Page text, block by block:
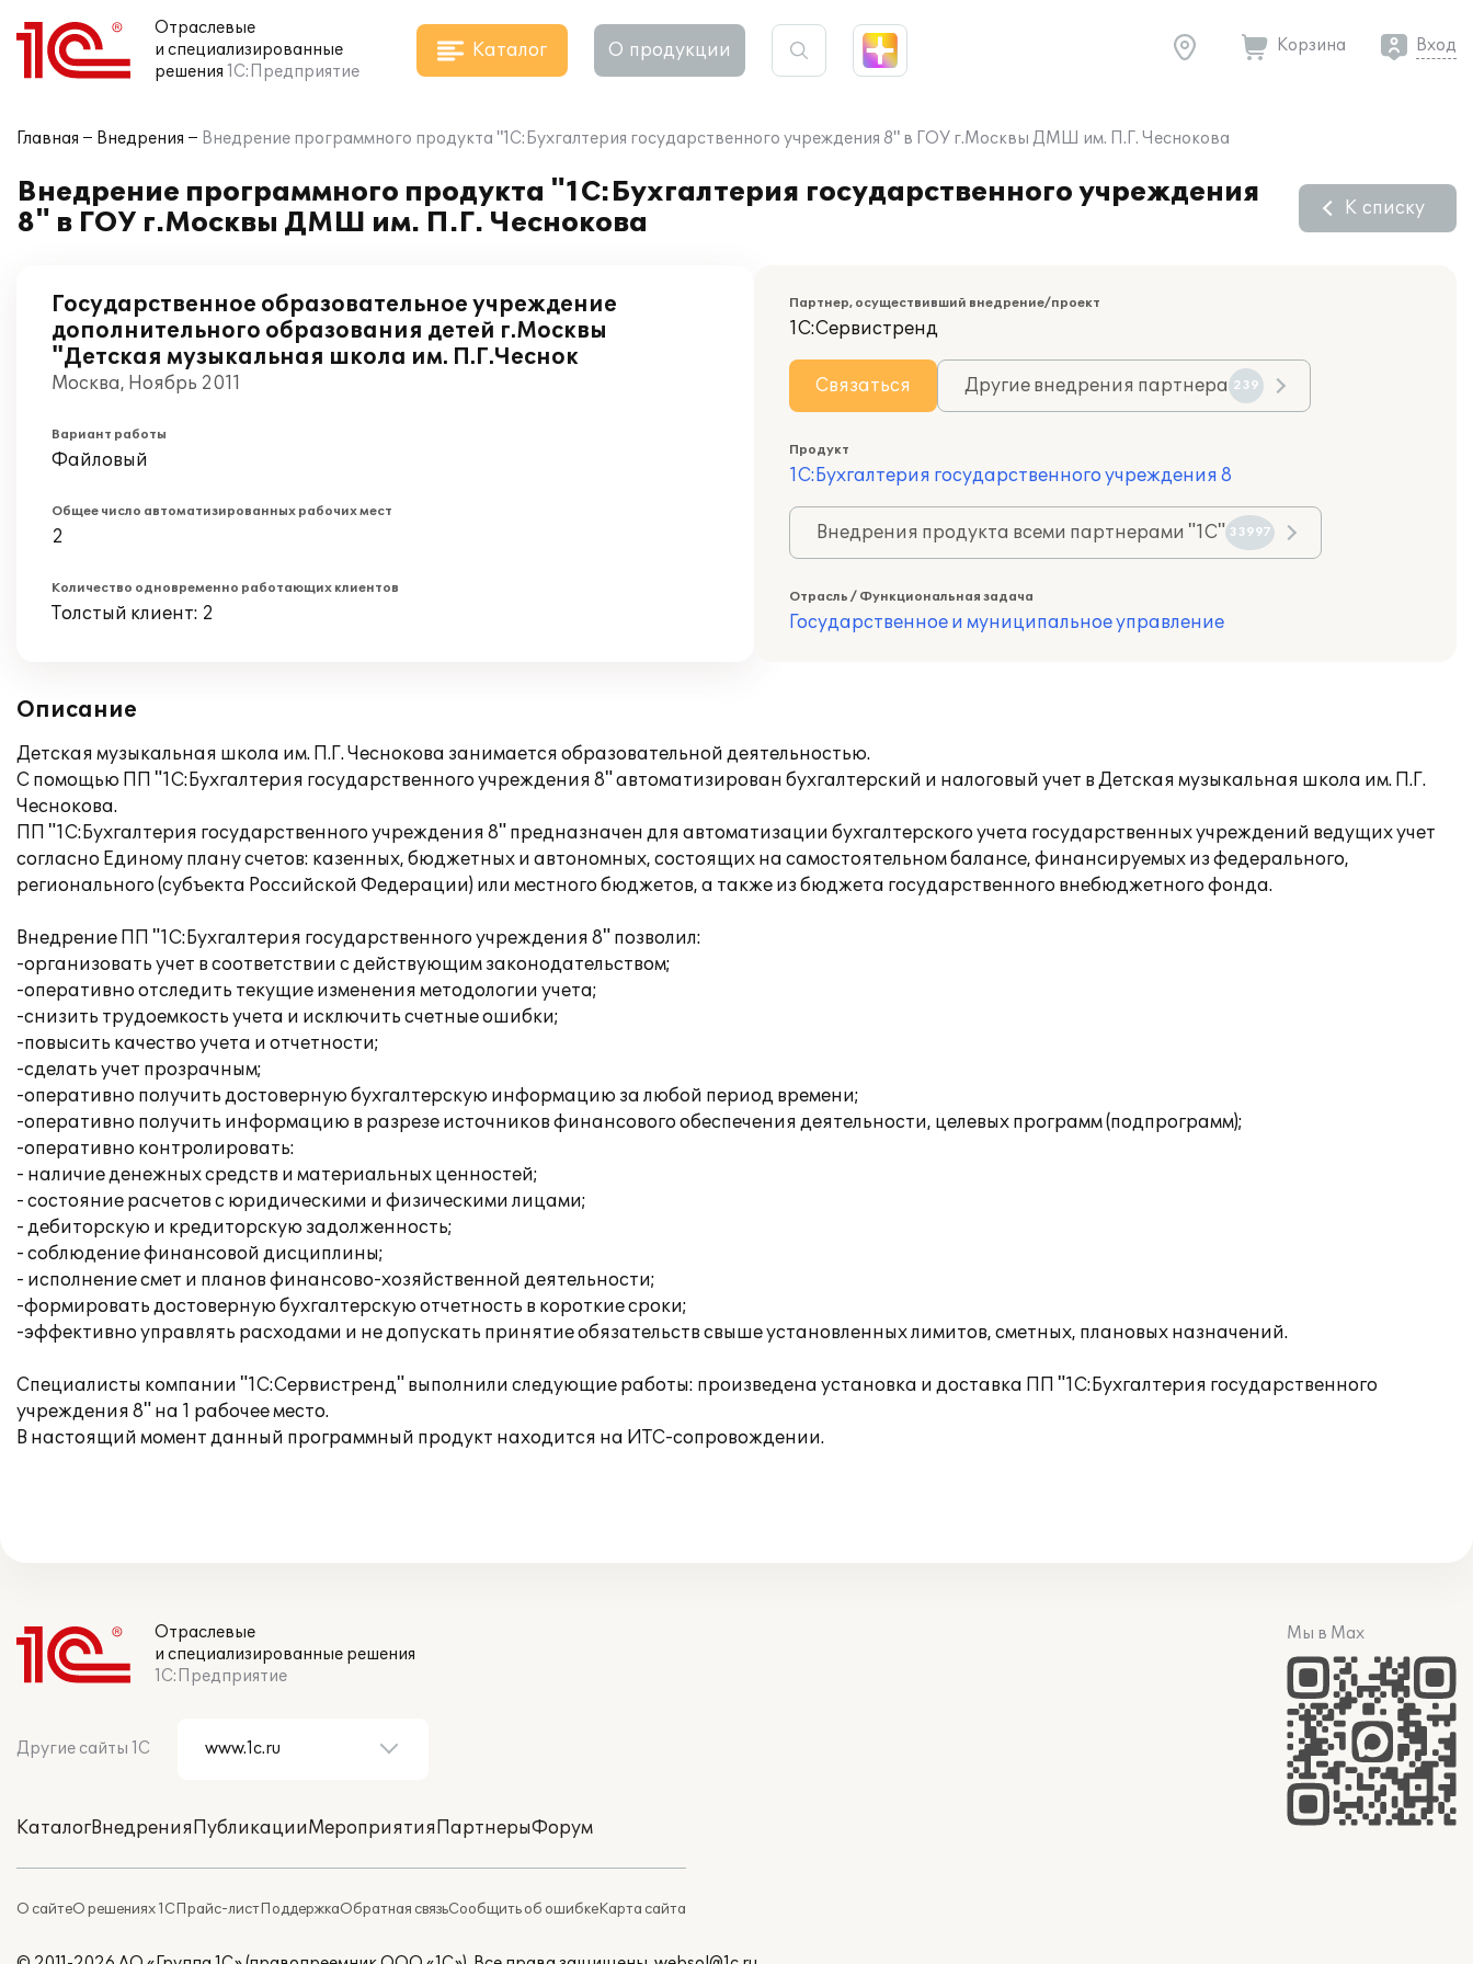
Отраслевые
и специализированные
решения 1С:Предприятие
Каталог О продукции Корзина Вход
Главная Внедрения Внедрение программного продукта "1С:Бухгалтерия государственного учреждения 8" в ГОУ г.Москвы ДМШ им. П.Г. Чеснокова
Внедрение программного продукта "1С:Бухгалтерия государственного учреждения
8" в ГОУ г.Москвы ДМШ им. П.Г. Чеснокова
К списку
Государственное образовательное учреждение
дополнительного образования детей г.Москвы
"Детская музыкальная школа им. П.Г.Чеснок
Москва, Ноябрь 2011
Вариант работы
Файловый
Общее число автоматизированных рабочих мест
2
Количество одновременно работающих клиентов
Толстый клиент: 2
Партнер, осуществивший внедрение/проект
1С:Сервистренд
Связаться Другие внедрения партнера 239
Продукт
1С:Бухгалтерия государственного учреждения 8
Внедрения продукта всеми партнерами "1С" 33997
Отрасль / Функциональная задача
Государственное и муниципальное управление
Описание
Детская музыкальная школа им. П.Г. Чеснокова занимается образовательной деятельностью.
С помощью ПП "1С:Бухгалтерия государственного учреждения 8" автоматизирован бухгалтерский и налоговый учет в Детская музыкальная школа им. П.Г.
Чеснокова.
ПП "1С:Бухгалтерия государственного учреждения 8" предназначен для автоматизации бухгалтерского учета государственных учреждений ведущих учет
согласно Единому плану счетов: казенных, бюджетных и автономных, состоящих на самостоятельном балансе, финансируемых из федерального,
регионального (субъекта Российской Федерации) или местного бюджетов, а также из бюджета государственного внебюджетного фонда.
Внедрение ПП "1С:Бухгалтерия государственного учреждения 8" позволил:
-организовать учет в соответствии с действующим законодательством;
-оперативно отследить текущие изменения методологии учета;
-снизить трудоемкость учета и исключить счетные ошибки;
-повысить качество учета и отчетности;
-сделать учет прозрачным;
-оперативно получить достоверную бухгалтерскую информацию за любой период времени;
-оперативно получить информацию в разрезе источников финансового обеспечения деятельности, целевых программ (подпрограмм);
-оперативно контролировать:
- наличие денежных средств и материальных ценностей;
- состояние расчетов с юридическими и физическими лицами;
- дебиторскую и кредиторскую задолженность;
- соблюдение финансовой дисциплины;
- исполнение смет и планов финансово-хозяйственной деятельности;
-формировать достоверную бухгалтерскую отчетность в короткие сроки;
-эффективно управлять расходами и не допускать принятие обязательств свыше установленных лимитов, сметных, плановых назначений.
Специалисты компании "1С:Сервистренд" выполнили следующие работы: произведена установка и доставка ПП "1С:Бухгалтерия государственного
учреждения 8" на 1 рабочее место.
В настоящий момент данный программный продукт находится на ИТС-сопровождении.
Отраслевые
и специализированные решения
1С:Предприятие
Другие сайты 1С
КаталогВнедренияПубликацииМероприятияПартнерыФорум
О сайтеО решениях 1СПрайс-листПоддержкаОбратная связьСообщить об ошибкеКарта сайта
Мы в Max